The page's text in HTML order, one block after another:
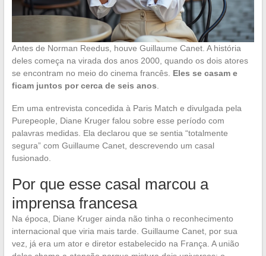
Antes de Norman Reedus, houve Guillaume Canet. A história
deles começa na virada dos anos 2000, quando os dois atores
se encontram no meio do cinema francês. Eles se casam e
ficam juntos por cerca de seis anos.
Em uma entrevista concedida à Paris Match e divulgada pela
Purepeople, Diane Kruger falou sobre esse período com
palavras medidas. Ela declarou que se sentia “totalmente
segura” com Guillaume Canet, descrevendo um casal
fusionado.
Por que esse casal marcou a
imprensa francesa
Na época, Diane Kruger ainda não tinha o reconhecimento
internacional que viria mais tarde. Guillaume Canet, por sua
vez, já era um ator e diretor estabelecido na França. A união